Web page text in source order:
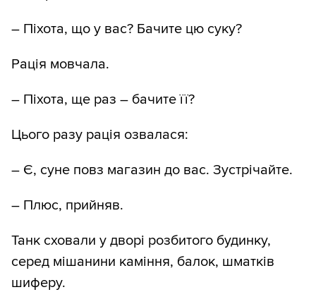
– Піхота, що у вас? Бачите цю суку?
Рація мовчала.
– Піхота, ще раз – бачите її?
Цього разу рація озвалася:
– Є, суне повз магазин до вас. Зустрічайте.
– Плюс, прийняв.
Танк сховали у дворі розбитого будинку,
серед мішанини каміння, балок, шматків
шиферу.